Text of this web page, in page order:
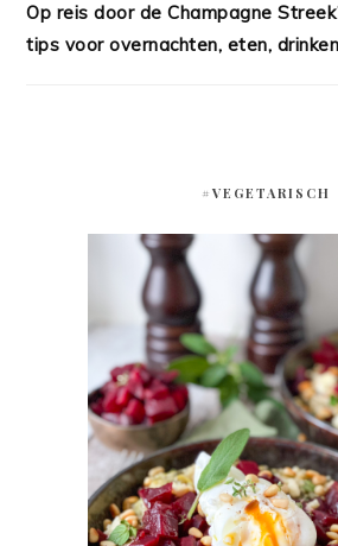
Op reis door de Champagne
tips voor overnachten, eten,
#VEGETARISCH